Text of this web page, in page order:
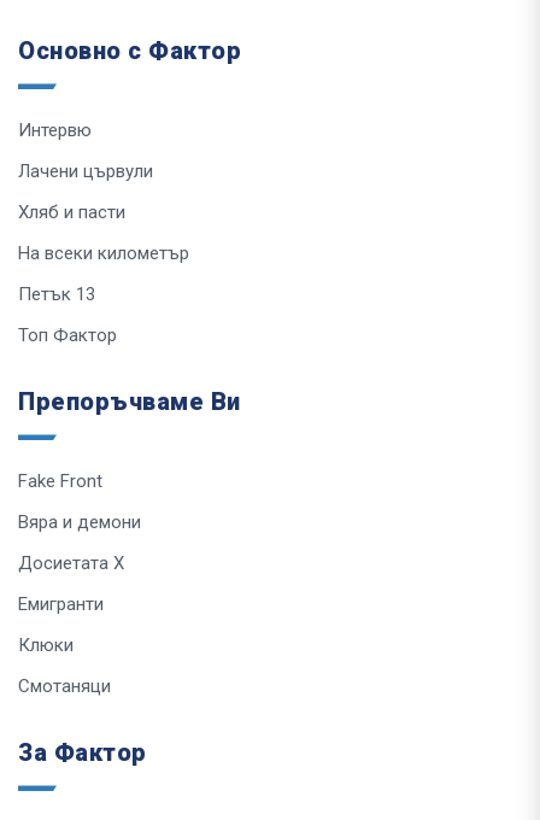
Основно с Фактор
Интервю
Лачени цървули
Хляб и пасти
На всеки километър
Петък 13
Топ Фактор
Препоръчваме Ви
Fake Front
Вяра и демони
Досиетата Х
Емигранти
Клюки
Смотаняци
За Фактор